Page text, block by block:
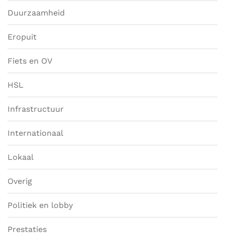
Duurzaamheid
Eropuit
Fiets en OV
HSL
Infrastructuur
Internationaal
Lokaal
Overig
Politiek en lobby
Prestaties